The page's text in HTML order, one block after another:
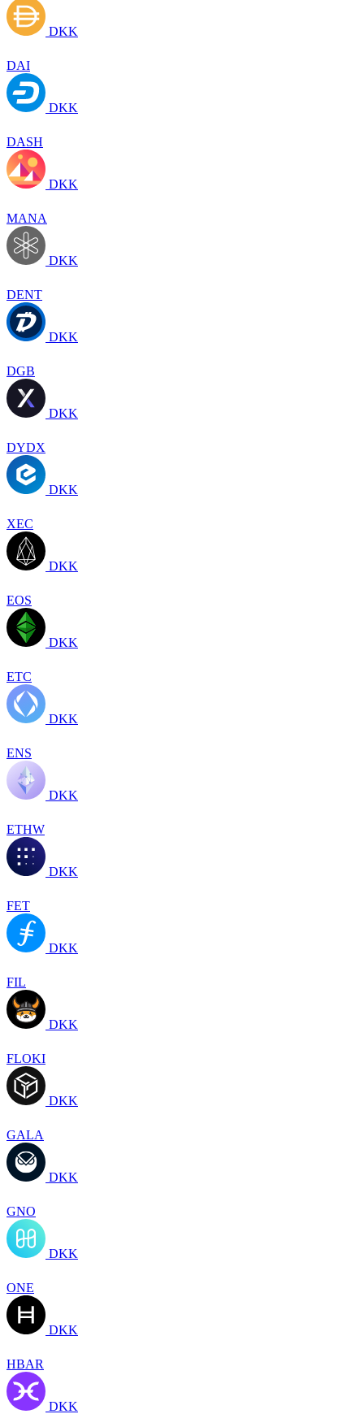
DKK
DAI
DKK
DASH
DKK
MANA
DKK
DENT
DKK
DGB
DKK
DYDX
DKK
XEC
DKK
EOS
DKK
ETC
DKK
ENS
DKK
ETHW
DKK
FET
DKK
FIL
DKK
FLOKI
DKK
GALA
DKK
GNO
DKK
ONE
DKK
HBAR
DKK